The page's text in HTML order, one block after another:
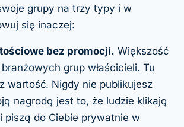
grupy na trzy typy i w
się inaczej:
bez promocji. Większość
grup właścicieli. Tu
wartość. Nigdy nie publikujesz
nagrodą jest to, że ludzie klikają
piszą do Ciebie prywatnie w